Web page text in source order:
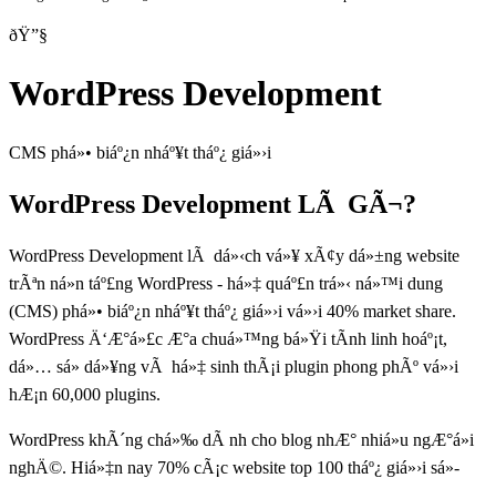
ðŸ”§
WordPress Development
CMS phá»• biáº¿n nháº¥t tháº¿ giá»›i
WordPress Development LÃ GÃ¬?
WordPress Development lÃ dá»‹ch vá»¥ xÃ¢y dá»±ng website
trÃªn ná»n táº£ng WordPress - há»‡ quáº£n trá»‹ ná»™i dung
(CMS) phá»• biáº¿n nháº¥t tháº¿ giá»›i vá»›i 40% market share.
WordPress Ä‘Æ°á»£c Æ°a chuá»™ng bá»Ÿi tÃ­nh linh hoáº¡t,
dá»… sá»­ dá»¥ng vÃ há»‡ sinh thÃ¡i plugin phong phÃº vá»›i
hÆ¡n 60,000 plugins.
WordPress khÃ´ng chá»‰ dÃ nh cho blog nhÆ° nhiá»u ngÆ°á»i
nghÄ©. Hiá»‡n nay 70% cÃ¡c website top 100 tháº¿ giá»›i sá»­